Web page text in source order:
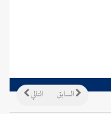
التالي السابق